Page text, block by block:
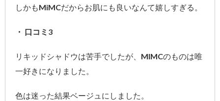
しかもMiMCだからお肌にも良いなんて嬉しすぎる。
・ 口コミ3
リキッドシャドウは苦手でしたが、MIMCのものは唯
一好きになりました。
色は迷った結果ベージュにしました。